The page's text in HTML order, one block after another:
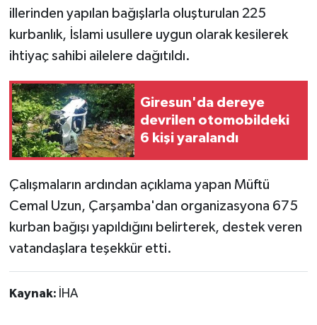
illerinden yapılan bağışlarla oluşturulan 225
kurbanlık, İslami usullere uygun olarak kesilerek
ihtiyaç sahibi ailelere dağıtıldı.
Giresun'da dereye
devrilen otomobildeki
6 kişi yaralandı
Çalışmaların ardından açıklama yapan Müftü
Cemal Uzun, Çarşamba'dan organizasyona 675
kurban bağışı yapıldığını belirterek, destek veren
vatandaşlara teşekkür etti.
Kaynak: İHA